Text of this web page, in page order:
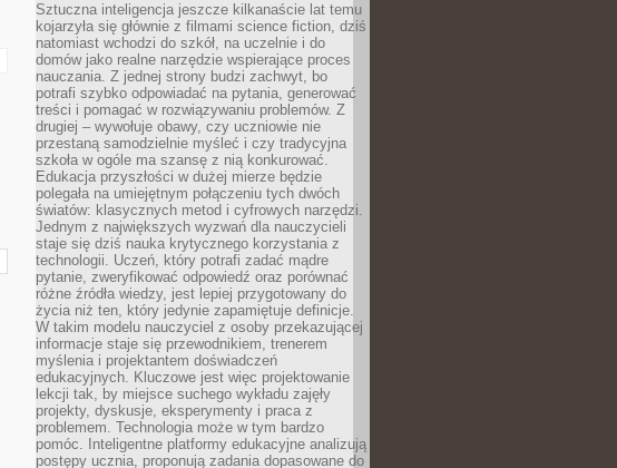
Sztuczna inteligencja jeszcze kilkanaście lat temu
kojarzyła się głównie z filmami science fiction, dziś
natomiast wchodzi do szkół, na uczelnie i do
domów jako realne narzędzie wspierające proces
nauczania. Z jednej strony budzi zachwyt, bo
potrafi szybko odpowiadać na pytania, generować
treści i pomagać w rozwiązywaniu problemów. Z
drugiej – wywołuje obawy, czy uczniowie nie
przestaną samodzielnie myśleć i czy tradycyjna
szkoła w ogóle ma szansę z nią konkurować.
Edukacja przyszłości w dużej mierze będzie
polegała na umiejętnym połączeniu tych dwóch
światów: klasycznych metod i cyfrowych narzędzi.
Jednym z największych wyzwań dla nauczycieli
staje się dziś nauka krytycznego korzystania z
technologii. Uczeń, który potrafi zadać mądre
pytanie, zweryfikować odpowiedź oraz porównać
różne źródła wiedzy, jest lepiej przygotowany do
życia niż ten, który jedynie zapamiętuje definicje.
W takim modelu nauczyciel z osoby przekazującej
informacje staje się przewodnikiem, trenerem
myślenia i projektantem doświadczeń
edukacyjnych. Kluczowe jest więc projektowanie
lekcji tak, by miejsce suchego wykładu zajęły
projekty, dyskusje, eksperymenty i praca z
problemem. Technologia może w tym bardzo
pomóc. Inteligentne platformy edukacyjne analizują
postępy ucznia, proponują zadania dopasowane do